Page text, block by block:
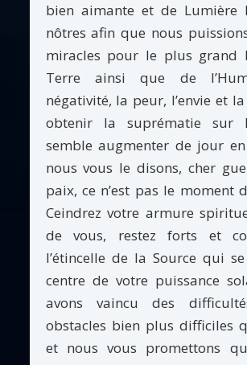
bien aimante et de Lumière
nôtres afin que nous
miracles pour le plus grand
Terre ainsi que de
négativité, la peur, l’envie et
obtenir la suprématie sur
semble augmenter de jour
nous vous le disons, cher
paix, ce n’est pas le moment
Ceindrez votre armure
de vous, restez forts et
l’étincelle de la Source qui
centre de votre puissance
avons vaincu des
obstacles bien plus difficiles
et nous vous promettons